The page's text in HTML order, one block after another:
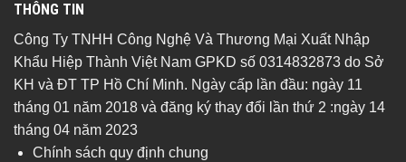
THÔNG TIN
Công Ty TNHH Công Nghệ Và Thương Mại Xuất Nhập
Khẩu Hiệp Thành Việt Nam GPKD số 0314832873 do Sở
KH và ĐT TP Hồ Chí Minh. Ngày cấp lần đầu: ngày 11
tháng 01 năm 2018 và đăng ký thay đổi lần thứ 2 :ngày 14
tháng 04 năm 2023
Chính sách quy định chung